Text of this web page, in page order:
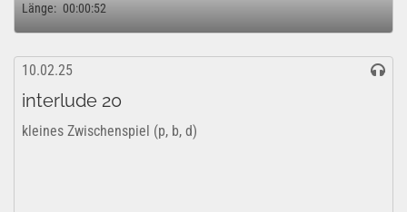
Länge: 00:00:52
10.02.25
interlude 20
kleines Zwischenspiel (p, b, d)